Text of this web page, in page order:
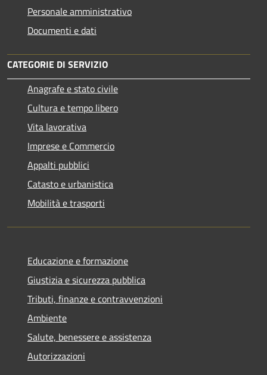
Personale amministrativo
Documenti e dati
CATEGORIE DI SERVIZIO
Anagrafe e stato civile
Cultura e tempo libero
Vita lavorativa
Imprese e Commercio
Appalti pubblici
Catasto e urbanistica
Mobilità e trasporti
Educazione e formazione
Giustizia e sicurezza pubblica
Tributi, finanze e contravvenzioni
Ambiente
Salute, benessere e assistenza
Autorizzazioni